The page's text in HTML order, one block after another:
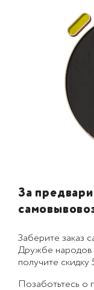
За
Заберите заказ
Дружбе народов
получите скидку
Позаботьтесь о